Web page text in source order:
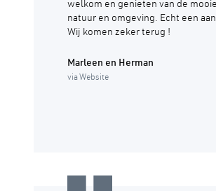
welkom en genieten van de mooie
natuur en omgeving. Echt een
Wij komen zeker terug !
Marleen en Herman
via Website